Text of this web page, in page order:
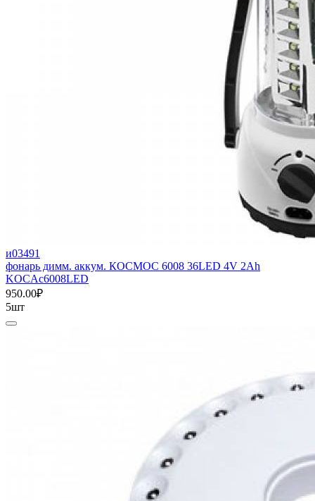
и03491
фонарь димм. аккум. КОСМОС 6008 36LED 4V 2Ah
KOCAc6008LED
950.00₽
5шт